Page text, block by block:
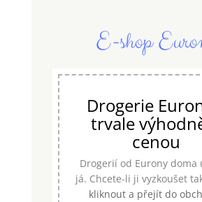
E-shop
Drogerie
trvale
cenou
Drogerií od Eurony doma
já. Chcete-li ji vyzkoušet
kliknout a přejít do